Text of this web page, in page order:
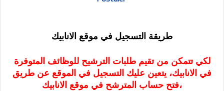
طريقة التسجيل في موقع الانابيك
لكي تتمكن من تقيم طلبات الترشيح للوظائف المتوفرة
في الانابيك، يتعين عليك التسجيل في الموقع عن طريق
فتح حساب المترشح في موقع الانابيك،